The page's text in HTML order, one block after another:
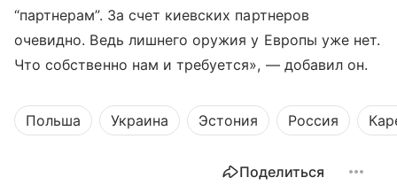
“партнерам”. За счет киевских партнеров
очевидно. Ведь лишнего оружия у Европы уже нет.
Что собственно нам и требуется», — добавил он.
Польша Украина Эстония Россия
Поделиться